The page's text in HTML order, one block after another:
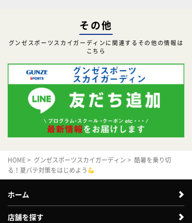
その他
グンゼスポーツスカイガーディンに関連するその他の情報は
こちら
HOME> グンゼスポーツスカイガーディン > 酷暑を乗り切
る！夏バテ対策をはじめよう
ホーム
店舗を探す